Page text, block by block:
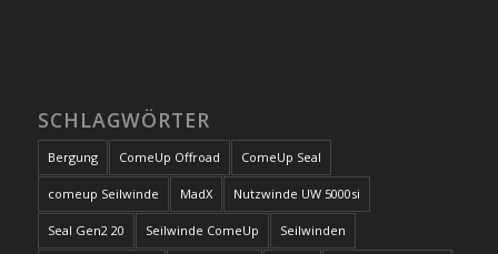
SCHLAGWÖRTER
Bergung ComeUp Offroad ComeUp Seal
comeup Seilwinde MadX Nutzwinde UW 5000si
Seal Gen2 20 Seilwinde ComeUp Seilwinden